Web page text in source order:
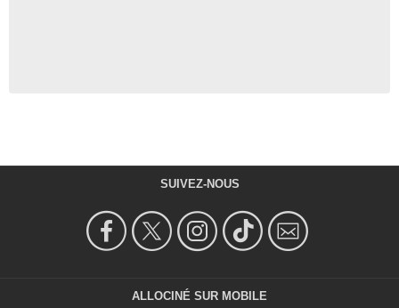
SUIVEZ-NOUS
ALLOCINÉ SUR MOBILE